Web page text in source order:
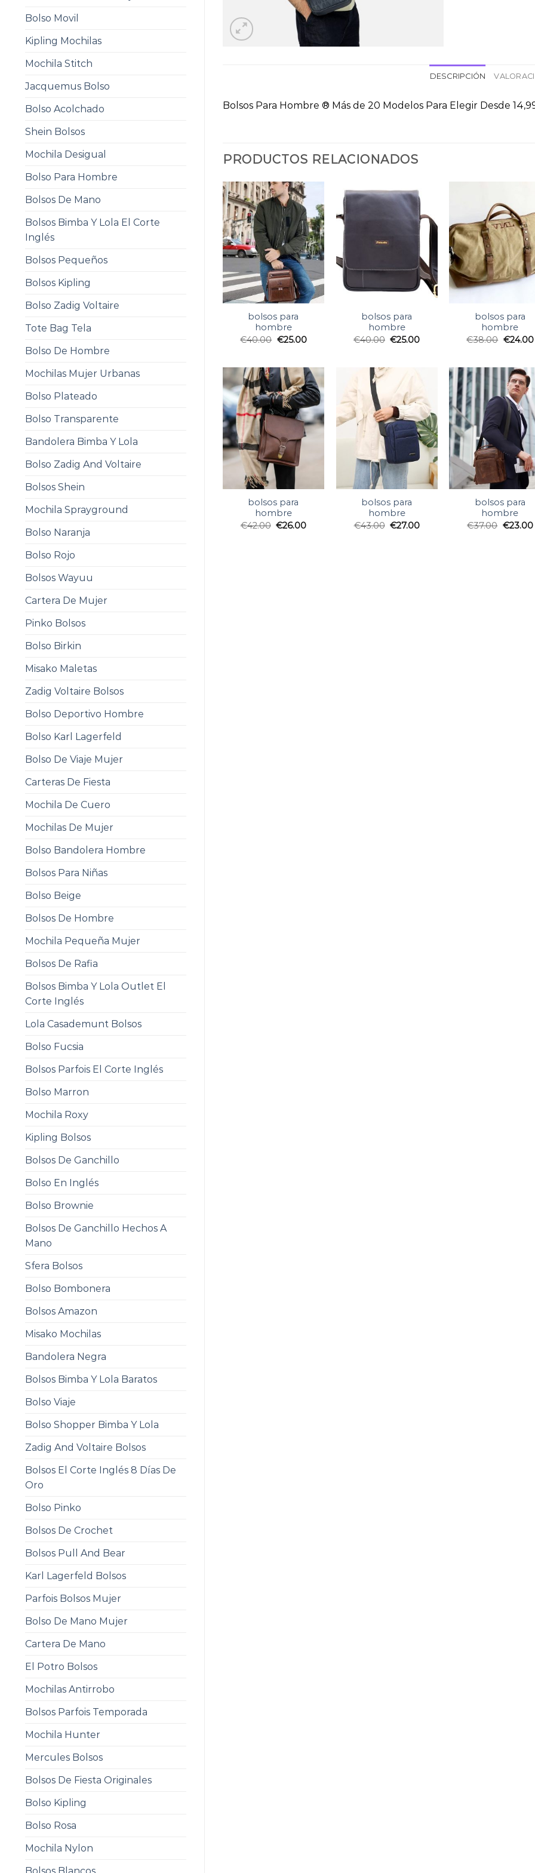
Bolso Movil
Kipling Mochilas
Mochila Stitch
Jacquemus Bolso
Bolso Acolchado
Shein Bolsos
Mochila Desigual
Bolso Para Hombre
Bolsos De Mano
Bolsos Bimba Y Lola El Corte
Inglés
Bolsos Pequeños
Bolsos Kipling
Bolso Zadig Voltaire
Tote Bag Tela
Bolso De Hombre
Mochilas Mujer Urbanas
Bolso Plateado
Bolso Transparente
Bandolera Bimba Y Lola
Bolso Zadig And Voltaire
Bolsos Shein
Mochila Sprayground
Bolso Naranja
Bolso Rojo
Bolsos Wayuu
Cartera De Mujer
Pinko Bolsos
Bolso Birkin
Misako Maletas
Zadig Voltaire Bolsos
Bolso Deportivo Hombre
Bolso Karl Lagerfeld
Bolso De Viaje Mujer
Carteras De Fiesta
Mochila De Cuero
Mochilas De Mujer
Bolso Bandolera Hombre
Bolsos Para Niñas
Bolso Beige
Bolsos De Hombre
Mochila Pequeña Mujer
Bolsos De Rafia
Bolsos Bimba Y Lola Outlet El
Corte Inglés
Lola Casademunt Bolsos
Bolso Fucsia
Bolsos Parfois El Corte Inglés
Bolso Marron
Mochila Roxy
Kipling Bolsos
Bolsos De Ganchillo
Bolso En Inglés
Bolso Brownie
Bolsos De Ganchillo Hechos A
Mano
Sfera Bolsos
Bolso Bombonera
Bolsos Amazon
Misako Mochilas
Bandolera Negra
Bolsos Bimba Y Lola Baratos
Bolso Viaje
Bolso Shopper Bimba Y Lola
Zadig And Voltaire Bolsos
Bolsos El Corte Inglés 8 Días De
Oro
Bolso Pinko
Bolsos De Crochet
Bolsos Pull And Bear
Karl Lagerfeld Bolsos
Parfois Bolsos Mujer
Bolso De Mano Mujer
Cartera De Mano
El Potro Bolsos
Mochilas Antirrobo
Bolsos Parfois Temporada
Mochila Hunter
Mercules Bolsos
Bolsos De Fiesta Originales
Bolso Kipling
Bolso Rosa
Mochila Nylon
DESCRIPCIÓN
Bolsos Para Hombre ® Más de 20 Modelos Para Elegir Desde
PRODUCTOS RELACIONADOS
bolsos para
hombre
€40.00 €25.00
bolsos para
hombre
€40.00 €25.00
bolsos para
hombre
€38.00 €24.00
bolsos para
hombre
€42.00 €26.00
bolsos para
hombre
€43.00 €27.00
bolsos para
hombre
€37.00 €23.00